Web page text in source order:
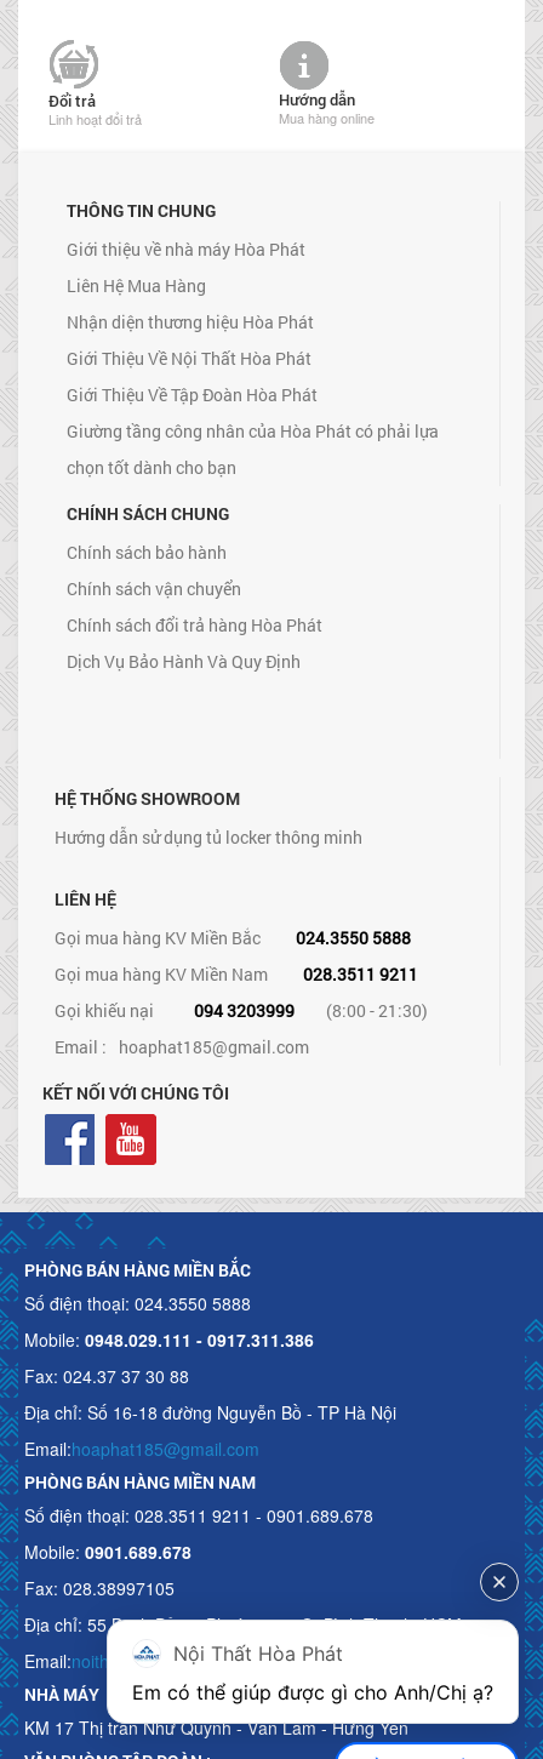
Đổi trả
Linh hoạt đổi trả
Hướng dẫn
Mua hàng online
THÔNG TIN CHUNG
Giới thiệu về nhà máy Hòa Phát
Liên Hệ Mua Hàng
Nhận diện thương hiệu Hòa Phát
Giới Thiệu Về Nội Thất Hòa Phát
Giới Thiệu Về Tập Đoàn Hòa Phát
Giường tầng công nhân của Hòa Phát có phải lựa
chọn tốt dành cho bạn
CHÍNH SÁCH CHUNG
Chính sách bảo hành
Chính sách vận chuyển
Chính sách đổi trả hàng Hòa Phát
Dịch Vụ Bảo Hành Và Quy Định
HỆ THỐNG SHOWROOM
Hướng dẫn sử dụng tủ locker thông minh
LIÊN HỆ
Gọi mua hàng KV Miền Bắc
024.3550 5888
Gọi mua hàng KV Miền Nam
028.3511 9211
Gọi khiếu nại
094 3203999
(8:00 - 21:30)
Email : hoaphat185@gmail.com
KẾT NỐI VỚI CHÚNG TÔI
PHÒNG BÁN HÀNG MIỀN BẮC
Số điện thoại: 024.3550 5888
Mobile: 0948.029.111 - 0917.311.386
Fax: 024.37 37 30 88
Địa chỉ: Số 16-18 đường Nguyễn Bồ - TP Hà Nội
Email:hoaphat185@gmail.com
PHÒNG BÁN HÀNG MIỀN NAM
Số điện thoại: 028.3511 9211 - 0901.689.678
Mobile: 0901.689.678
Fax: 028.38997105
Địa chỉ: 55 Bạch Đằng, Phường 15, Q. Bình Thạnh, HCM
Email:noithathoaphattot@gmail.com
NHÀ MÁY
KM 17 Thị trấn Như Quỳnh - Văn Lâm - Hưng Yên
Nội Thất Hòa Phát